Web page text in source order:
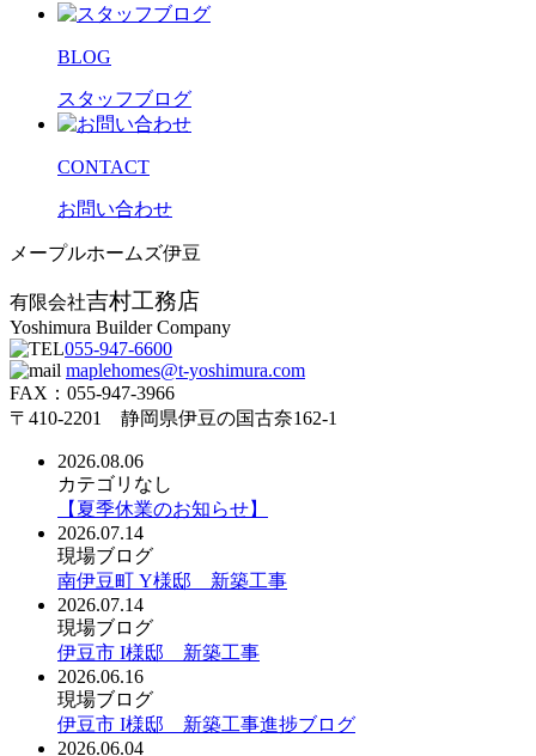
BLOG
スタッフブログ
CONTACT
お問い合わせ
メープルホームズ伊豆
有限会社吉村工務店
Yoshimura Builder Company
055-947-6600
maplehomes@t-yoshimura.com
FAX：055-947-3966
〒410-2201 静岡県伊豆の国古奈162-1
2026.08.06
カテゴリなし
【夏季休業のお知らせ】
2026.07.14
現場ブログ
南伊豆町 Y様邸 新築工事
2026.07.14
現場ブログ
伊豆市 I様邸 新築工事
2026.06.16
現場ブログ
伊豆市 I様邸 新築工事進捗ブログ
2026.06.04